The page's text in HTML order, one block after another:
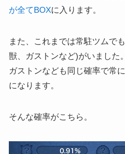
が全てBOXに入ります。
また、これまでは常駐ツムで
獣、ガストンなど)がいました
ガストンなども同じ確率で常
になります。
そんな確率がこちら。